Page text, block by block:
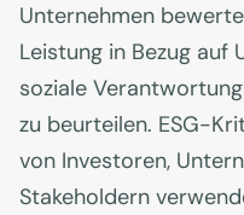
Unternehmen
Leistung in Bezug
soziale
zu beurteilen. ESG-
von Investoren,
Stakeholdern